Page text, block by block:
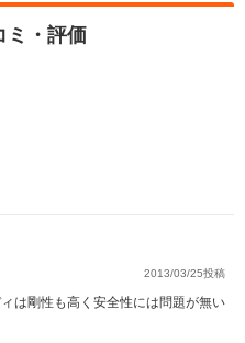
ミ・評価
2013/03/25投稿
は剛性も高く安全性には問題が無い